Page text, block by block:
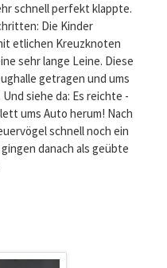
schnell perfekt klappte.
Die Kinder
etlichen Kreuzknoten
sehr lange Leine. Diese
getragen und ums
siehe da: Es reichte -
ums Auto herum! Nach
schnell noch ein
danach als geübte